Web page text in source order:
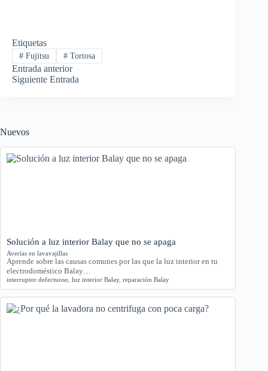
Etiquetas
#Fujitsu #Tortosa
Entrada anterior
Siguiente Entrada
Nuevos
Solución a luz interior Balay que no se apaga
Averías en lavavajillas
Aprende sobre las causas comunes por las que la luz interior en tu
electrodoméstico Balay…
interruptor defectuoso luz interior Balay, reparación Balay